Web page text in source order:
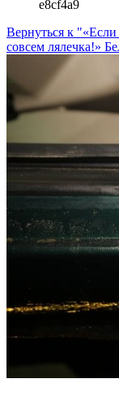
e8cf4a9
Вернуться к "«Если
совсем лялечка!»